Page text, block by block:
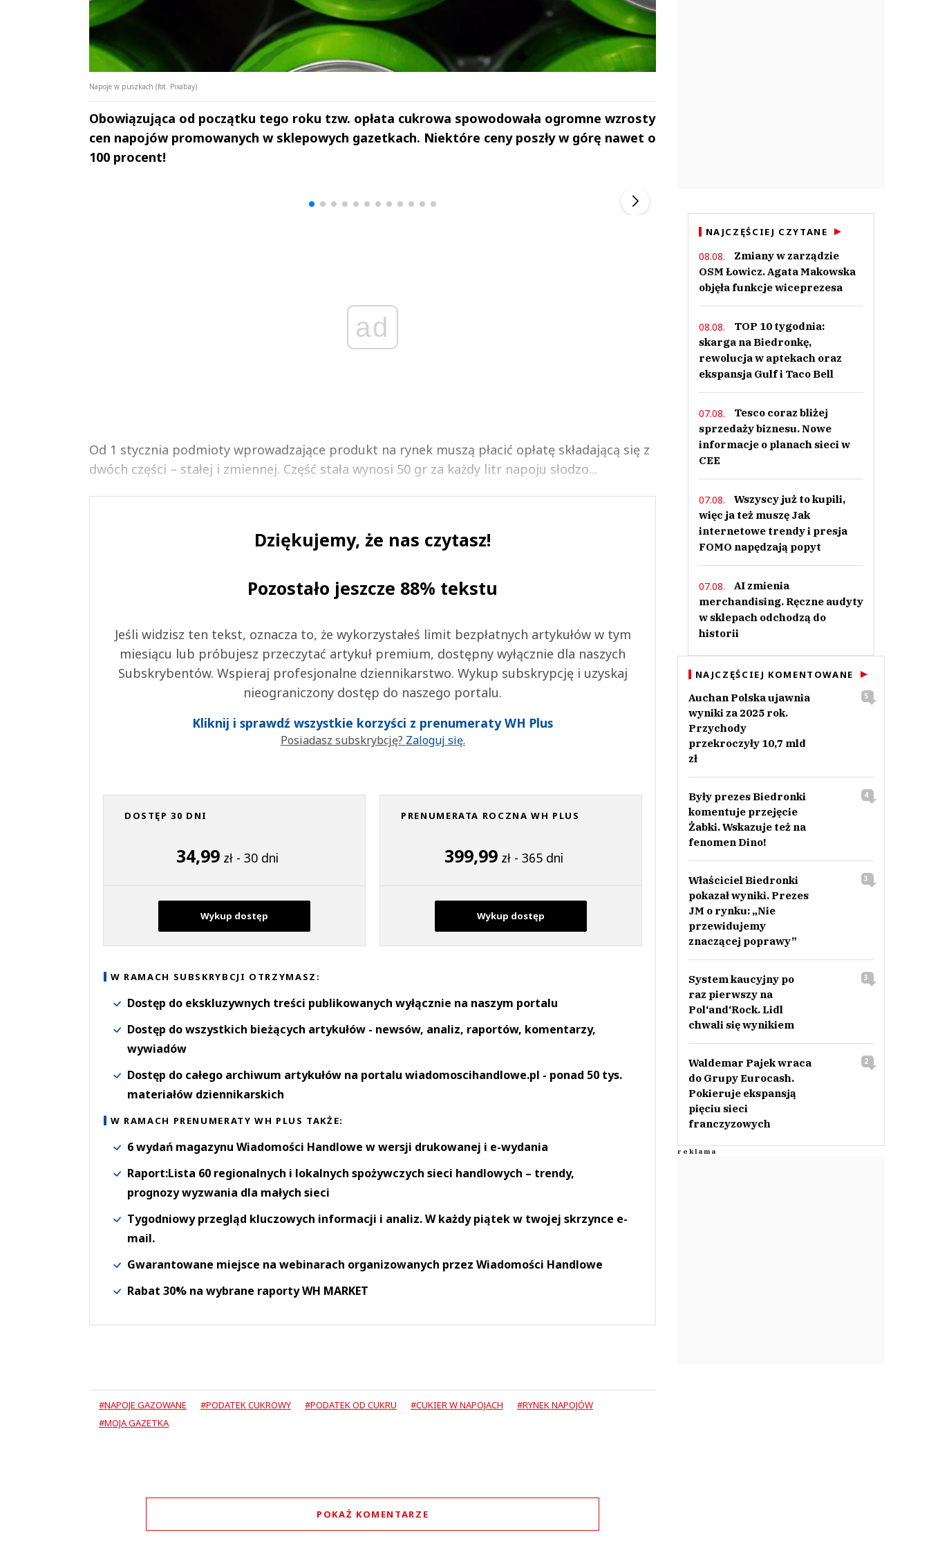
Napoje w puszkach (fot. Pixabay)
Obowiązująca od początku tego roku tzw. opłata cukrowa spowodowała ogromne wzrosty
cen napojów promowanych w sklepowych gazetkach. Niektóre ceny poszły w górę nawet o
100 procent!
ad
Od 1 stycznia podmioty wprowadzające produkt na rynek muszą płacić opłatę składającą się z
dwóch części – stałej i zmiennej. Część stała wynosi 50 gr za każdy litr napoju słodzo...
Dziękujemy, że nas czytasz!
Pozostało jeszcze 88% tekstu
Jeśli widzisz ten tekst, oznacza to, że wykorzystałeś limit bezpłatnych artykułów w tym
miesiącu lub próbujesz przeczytać artykuł premium, dostępny wyłącznie dla naszych
Subskrybentów. Wspieraj profesjonalne dziennikarstwo. Wykup subskrypcję i uzyskaj
nieograniczony dostęp do naszego portalu.
Kliknij i sprawdź wszystkie korzyści z prenumeraty WH Plus
Posiadasz subskrybcję? Zaloguj się.
DOSTĘP 30 DNI
34,99 zł - 30 dni
Wykup dostęp
PRENUMERATA ROCZNA WH PLUS
399,99 zł - 365 dni
Wykup dostęp
W RAMACH SUBSKRYBCJI OTRZYMASZ:
Dostęp do ekskluzywnych treści publikowanych wyłącznie na naszym portalu
Dostęp do wszystkich bieżących artykułów - newsów, analiz, raportów, komentarzy,
wywiadów
Dostęp do całego archiwum artykułów na portalu wiadomoscihandlowe.pl - ponad 50 tys.
materiałów dziennikarskich
W RAMACH PRENUMERATY WH PLUS TAKŻE:
6 wydań magazynu Wiadomości Handlowe w wersji drukowanej i e-wydania
Raport:Lista 60 regionalnych i lokalnych spożywczych sieci handlowych – trendy,
prognozy wyzwania dla małych sieci
Tygodniowy przegląd kluczowych informacji i analiz. W każdy piątek w twojej skrzynce e-
mail.
Gwarantowane miejsce na webinarach organizowanych przez Wiadomości Handlowe
Rabat 30% na wybrane raporty WH MARKET
#NAPOJE GAZOWANE #PODATEK CUKROWY #PODATEK OD CUKRU #CUKIER W NAPOJACH
#RYNEK NAPOJÓW
#MOJA GAZETKA
POKAŻ KOMENTARZE
Andrzej i Marta
NAJCZĘŚCIEJ CZYTANE
08.08.
Zmiany w zarządzie
OSM Łowicz. Agata Makowska
objęła funkcje wiceprezesa
08.08.
TOP 10 tygodnia:
skarga na Biedronkę,
rewolucja w aptekach oraz
ekspansja Gulf i Taco Bell
07.08.
Tesco coraz bliżej
sprzedaży biznesu. Nowe
informacje o planach sieci w
CEE
07.08.
Wszyscy już to kupili,
więc ja też muszę Jak
internetowe trendy i presja
FOMO napędzają popyt
07.08.
AI zmienia
merchandising. Ręczne audyty
w sklepach odchodzą do
historii
NAJCZĘŚCIEJ KOMENTOWANE
Auchan Polska ujawnia
wyniki za 2025 rok.
Przychody
przekroczyły 10,7 mld
zł
5
Były prezes Biedronki
komentuje przejęcie
Żabki. Wskazuje też na
fenomen Dino!
4
Właściciel Biedronki
pokazał wyniki. Prezes
JM o rynku: „Nie
przewidujemy
znaczącej poprawy”
3
System kaucyjny po
raz pierwszy na
Pol‘and‘Rock. Lidl
chwali się wynikiem
3
Waldemar Pajek wraca
do Grupy Eurocash.
Pokieruje ekspansją
pięciu sieci
franczyzowych
2